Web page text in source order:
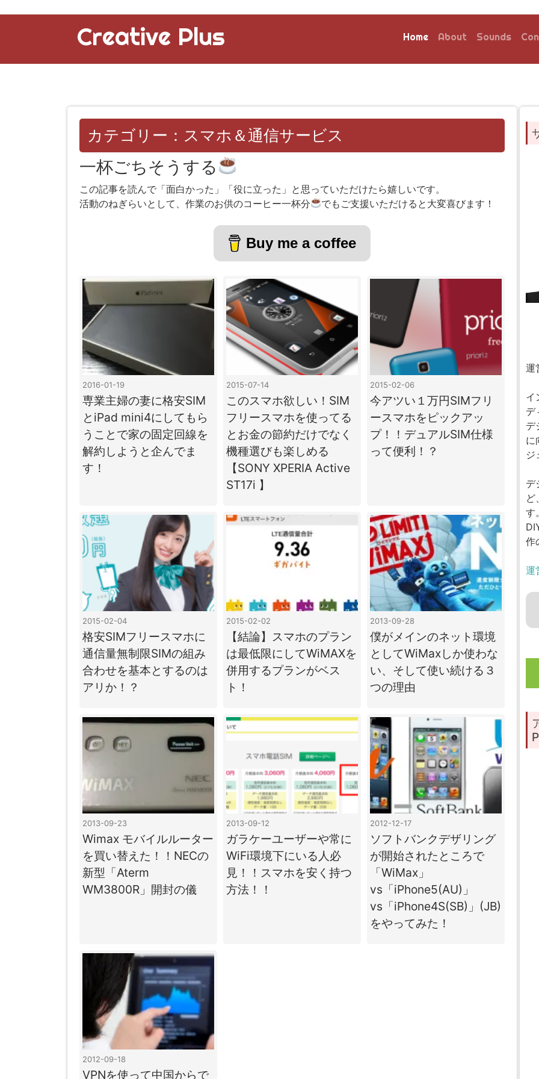
Creative Plus Home About Sounds
カテゴリー：スマホ＆通信サービス
一杯ごちそうする
この記事を読んで「面白かった」「役に立った」と思っていただけたら嬉しいです。
活動のねぎらいとして、作業のお供のコーヒー一杯分
でもご支援いただけると大変喜びます！
Buy me a coffee
2016-01-19
専業主婦の妻に格安SIM
とiPad mini4にしてもら
うことで家の固定回線を
解約しようと企んでま
す！
2015-07-14
このスマホ欲しい！SIM
フリースマホを使ってる
とお金の節約だけでなく
機種選びも楽しめる
【SONY XPERIA Active
ST17i 】
2015-02-06
今アツい１万円SIMフリ
ースマホをピックアッ
プ！！デュアルSIM仕様
って便利！？
2015-02-04
格安SIMフリースマホに
通信量無制限SIMの組み
合わせを基本とするのは
アリか！？
2015-02-02
【結論】スマホのプラン
は最低限にしてWiMAXを
併用するプランがベス
ト！
2013-09-28
僕がメインのネット環境
としてWiMaxしか使わな
い、そして使い続ける３
つの理由
2013-09-23
Wimax モバイルルーター
を買い替えた！！NECの
新型「Aterm
WM3800R」開封の儀
2013-09-12
ガラケーユーザーや常に
WiFi環境下にいる人必
見！！スマホを安く持つ
方法！！
2012-12-17
ソフトバンクデザリング
が開始されたところで
「WiMax」
vs「iPhone5(AU)」
vs「iPhone4S(SB)」(JB)
をやってみた！
2012-09-18
VPNを使って中国からで
運
イ
デ
デ
に
ジ
デ
ど
す
作
運